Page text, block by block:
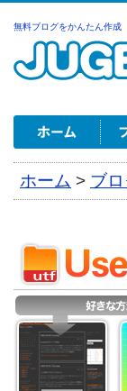
無料ブログをかんたん作成
ホーム > ブ